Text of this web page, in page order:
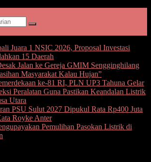
Juara 1 NSIC 2026, Proposal Investasi
15 Daerah
Jalan ke Gereja GMIM Sengginghilang
Masyarakat Kalau Hujan”
ke-81 RI, PLN UP3 Tahuna Gelar
Peralatan Guna Pastikan Keandalan Listrik
Utara
PSU Sulut 2027 Dipukul Rata Rp400 Juta
Royke Anter
Pemulihan Pasokan Listrik di